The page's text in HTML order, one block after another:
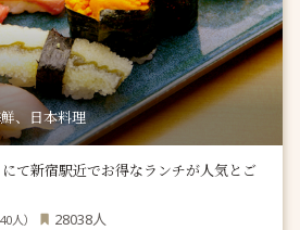
、日本料理
て新宿駅近でお得なランチが人気とご
人） 28038人